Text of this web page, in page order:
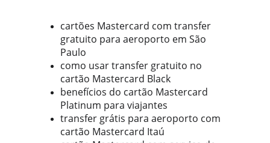
cartões Mastercard com transfer
gratuito para aeroporto em São
Paulo
como usar transfer gratuito no
cartão Mastercard Black
benefícios do cartão Mastercard
Platinum para viajantes
transfer grátis para aeroporto com
cartão Mastercard Itaú